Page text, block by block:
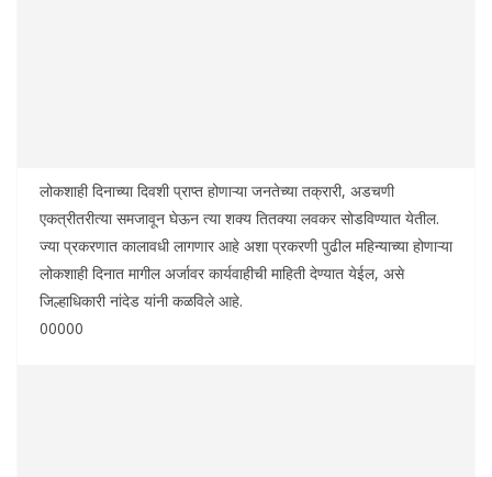
लोकशाही दिनाच्या दिवशी प्राप्त होणाऱ्या जनतेच्या तक्रारी, अडचणी
एकत्रीतरीत्या समजावून घेऊन त्या शक्य तितक्या लवकर सोडविण्यात येतील.
ज्या प्रकरणात कालावधी लागणार आहे अशा प्रकरणी पुढील महिन्याच्या होणाऱ्या
लोकशाही दिनात मागील अर्जावर कार्यवाहीची माहिती देण्यात येईल, असे
जिल्हाधिकारी नांदेड यांनी कळविले आहे.
00000